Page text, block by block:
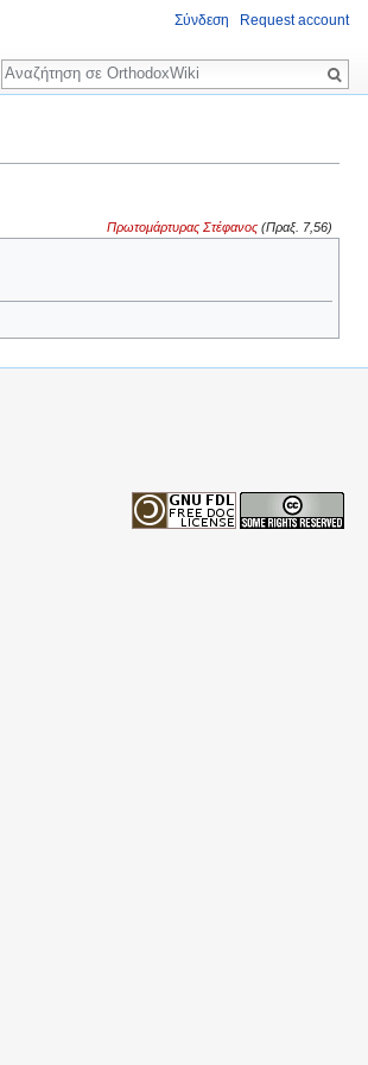
Πρωτομάρτυρας Στέφανος (Πραξ. 7,56)
Σύνδεση Request account
Αναζήτηση